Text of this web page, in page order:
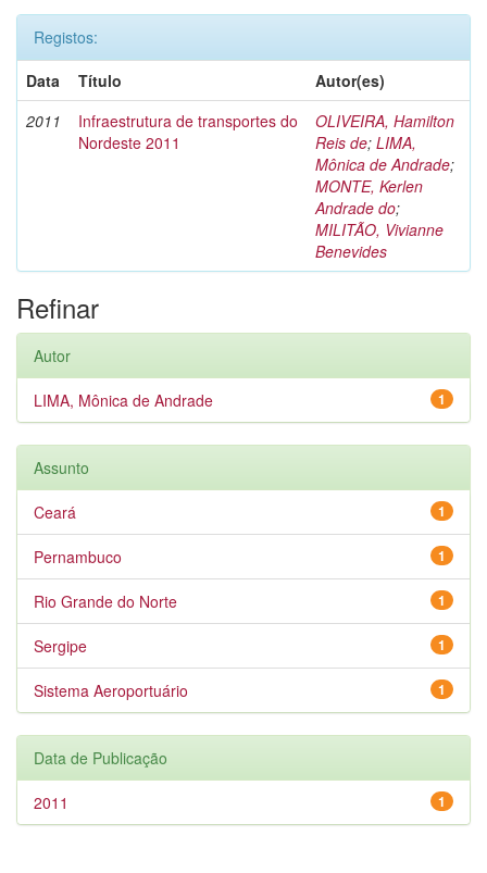
Registos:
Data
Título
Autor(es)
2011
Infraestrutura de transportes do
Nordeste 2011
OLIVEIRA, Hamilton
Reis de; LIMA,
Mônica de Andrade;
MONTE, Kerlen
Andrade do;
MILITÃO, Vivianne
Benevides
Refinar
Autor
1
LIMA, Mônica de Andrade
Assunto
1
Ceará
1
Pernambuco
1
Rio Grande do Norte
1
Sergipe
1
Sistema Aeroportuário
Data de Publicação
1
2011